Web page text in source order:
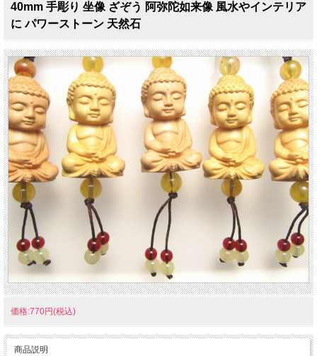
40mm 手彫り 坐像 ざぞう 阿弥陀如来像 風水やインテリア
に パワーストーン 天然石
価格:770円(税込)
商品説明